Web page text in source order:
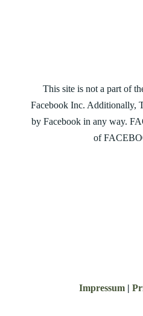
This site is not a part of
Facebook Inc. Additionally,
by Facebook in any way.
of
Impressum |